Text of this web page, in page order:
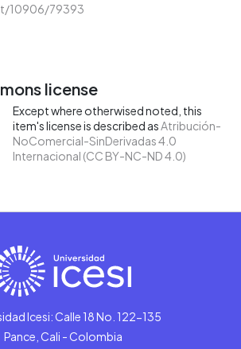
10906/79393
license
Except where otherwised noted, this
item's license is described asAtribución-
NoComercial-SinDerivadas 4.0
Internacional (CC BY-NC-ND 4.0)
Icesi: Calle 18 No. 122-135
Pance, Cali - Colombia